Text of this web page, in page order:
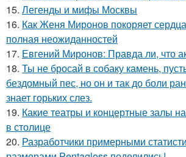
15. Легенды и мифы Москвы
16. Как Женя Миронов покоряет
полная неожиданностей
17. Евгений Миронов: Правда ли, что
18. Ты не бросай в собаку камень,
бездомный пес, но он и так до боли
знает горьких слез.
19. Какие театры и концертные залы
в столице
20. Разработчики примерными